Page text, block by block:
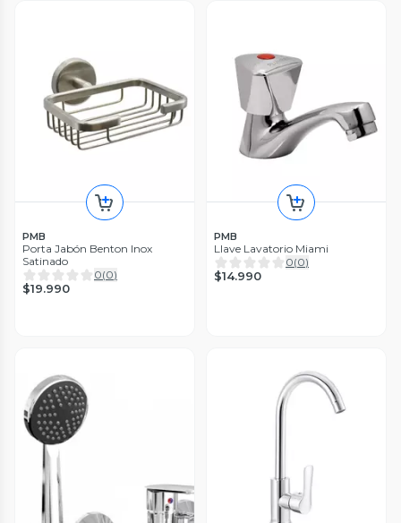
PMB
Porta Jabón Benton Inox
Satinado
0(0)
$19.990
PMB
Llave Lavatorio Miami
0(0)
$14.990